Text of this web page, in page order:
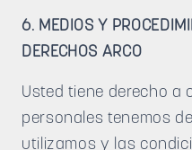
6. MEDIOS Y
DERECHOS ARCO
Usted tiene derecho a
personales tenemos
utilizamos y las